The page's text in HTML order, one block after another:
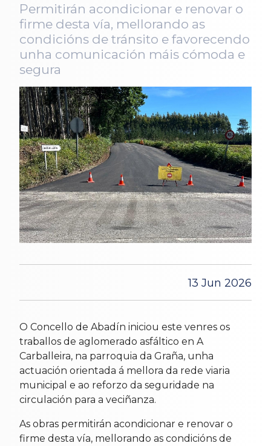
Permitirán acondicionar e renovar o
firme desta vía, mellorando as
condicións de tránsito e favorecendo
unha comunicación máis cómoda e
segura
13 Jun 2026
O Concello de Abadín iniciou este venres os
traballos de aglomerado asfáltico en A
Carballeira, na parroquia da Graña, unha
actuación orientada á mellora da rede viaria
municipal e ao reforzo da seguridade na
circulación para a veciñanza.
As obras permitirán acondicionar e renovar o
firme desta vía, mellorando as condicións de